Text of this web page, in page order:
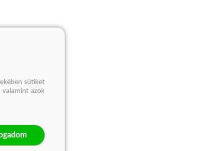
sütiket
valamint azok